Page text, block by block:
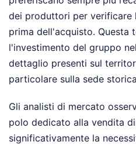
dei produttori per verificare
prima dell'acquisto. Questa
l'investimento del gruppo
dettaglio presenti sul
particolare sulla sede
Gli analisti di mercato
polo dedicato alla vendita
significativamente la